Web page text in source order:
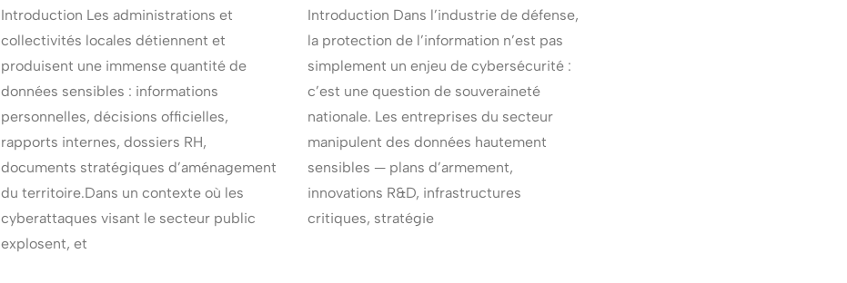
Introduction Les administrations et
collectivités locales détiennent et
produisent une immense quantité de
données sensibles : informations
personnelles, décisions officielles,
rapports internes, dossiers RH,
documents stratégiques d’aménagement
du territoire.Dans un contexte où les
cyberattaques visant le secteur public
explosent, et
Introduction Dans l’industrie de défense,
la protection de l’information n’est pas
simplement un enjeu de cybersécurité :
c’est une question de souveraineté
nationale. Les entreprises du secteur
manipulent des données hautement
sensibles — plans d’armement,
innovations R&D, infrastructures
critiques, stratégie